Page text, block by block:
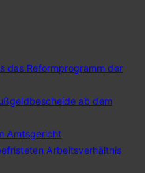
das Reformprogramm der
ab dem
Amtsgericht
Arbeitsverhältnis